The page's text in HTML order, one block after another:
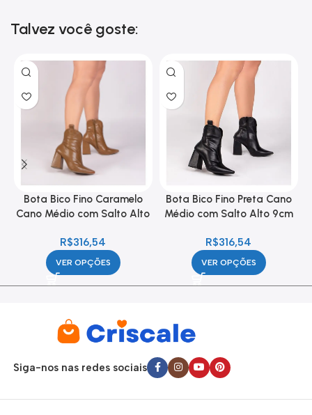
Talvez você goste:
Bota Bico Fino Caramelo
Cano Médio com Salto Alto
R$316,54
VER OPÇÕES
Bota Bico Fino Preta Cano
Médio com Salto Alto 9cm
R$316,54
VER OPÇÕES
Siga-nos nas redes sociais